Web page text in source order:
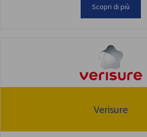
Scopri di più
Verisure